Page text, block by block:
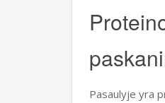
Pasaulyje yra